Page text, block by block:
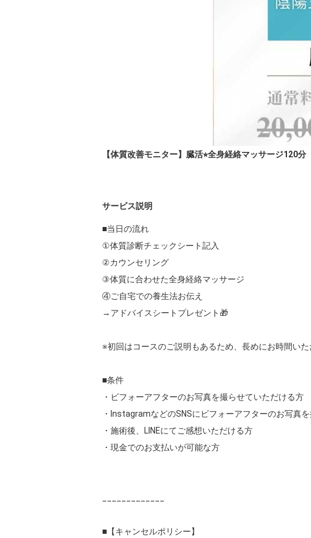
【体質改善モニター】臓活⭐︎全身経絡マッサージ120分
サービス説明
■当日の流れ
①体質診断チェックシート記入
②カウンセリング
③体質に合わせた全身経絡マッサージ
④ご自宅での養生法お伝え
→アドバイスシートプレゼント🎁
※初回はコースのご説明もあるため、長めにお時間いた
■条件
・ビフォーアフターのお写真を撮らせていただける方
・InstagramなどのSNSにビフォーアフターのお写真
・施術後、LINEにてご感想いただける方
・現金でのお支払いが可能な方
■【キャンセルポリシー】